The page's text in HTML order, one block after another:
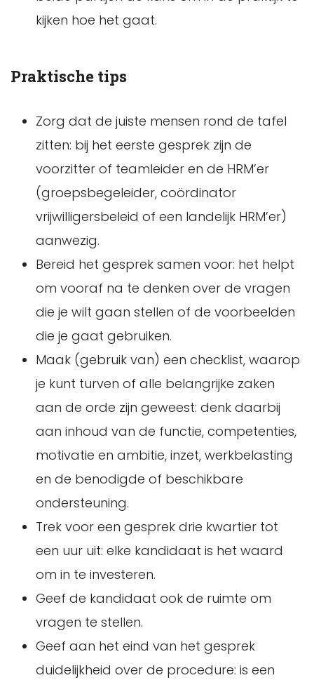
kijken hoe het gaat.
Praktische tips
Zorg dat de juiste mensen rond de tafel
zitten: bij het eerste gesprek zijn de
voorzitter of teamleider en de HRM’er
(groepsbegeleider, coördinator
vrijwilligersbeleid of een landelijk HRM’er)
aanwezig.
Bereid het gesprek samen voor: het helpt
om vooraf na te denken over de vragen
die je wilt gaan stellen of de voorbeelden
die je gaat gebruiken.
Maak (gebruik van) een checklist, waarop
je kunt turven of alle belangrijke zaken
aan de orde zijn geweest: denk daarbij
aan inhoud van de functie, competenties,
motivatie en ambitie, inzet, werkbelasting
en de benodigde of beschikbare
ondersteuning.
Trek voor een gesprek drie kwartier tot
een uur uit: elke kandidaat is het waard
om in te investeren.
Geef de kandidaat ook de ruimte om
vragen te stellen.
Geef aan het eind van het gesprek
duidelijkheid over de procedure: is een